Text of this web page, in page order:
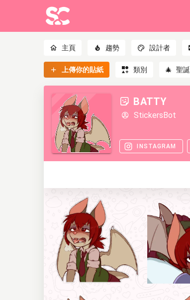
主頁 趨勢 設計者
上傳你的貼紙 類別 🎄 聖誕
BATTY
StickersBot
INSTAGRAM